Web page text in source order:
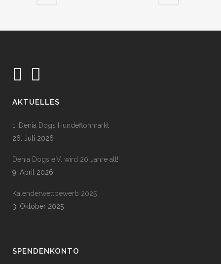
AKTUELLES
1. Denia Dogs Hundeflohmarkt
26. Juli 2026
Denia Dogs e.V. wird 20 Jahre alt!
9. April 2026
Kalenderwettbewerb 2025
3. Oktober 2025
SPENDENKONTO